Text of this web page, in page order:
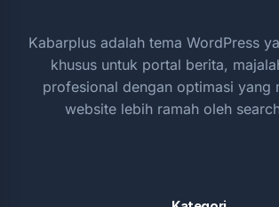
Kabarplus adalah tema WordPress
khusus untuk portal berita,
profesional dengan optimasi yang
website lebih ramah oleh